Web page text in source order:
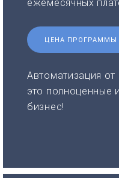
ежемесячных
ЦЕНА ПРОГРАММЫ
Автоматизация
это полноценные
бизнес!